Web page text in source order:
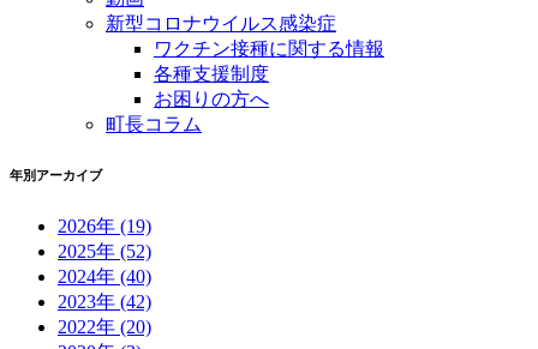
新型コロナウイルス感染症
ワクチン接種に関する情報
各種支援制度
お困りの方へ
町長コラム
年別アーカイブ
2026年 (19)
2025年 (52)
2024年 (40)
2023年 (42)
2022年 (20)